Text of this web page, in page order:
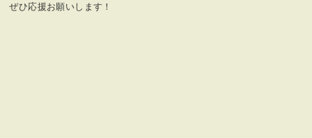
ぜひ応援お願いします！